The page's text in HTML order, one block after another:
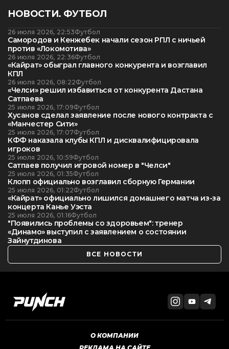
НОВОСТИ. ФУТБОЛ
26 июля 2026, 22:53Футбол
Самородов и Кенжебек начали сезон РПЛ с ничьей
против «Локомотива»
26 июля 2026, 22:36Футбол
«Кайрат» обыграл главного конкурента и возглавил
КПЛ
26 июля 2026, 08:22Футбол
«Челси» решил избавиться от конкурента Дастана
Сатпаева
25 июля 2026, 17:09Футбол
Хусанов сделал заявление после нового контракта с
«Манчестер Сити»
25 июля 2026, 17:07Футбол
КФФ наказала клубы КПЛ и дисквалифицировала
игроков
25 июля 2026, 10:59Футбол
Сатпаев получил игровой номер в "Челси"
25 июля 2026, 01:35Футбол
Клопп официально возглавил сборную Германии
25 июля 2026, 01:22Футбол
«Кайрат» официально лишился домашнего матча из-за
концерта Канье Уэста
25 июля 2026, 01:16Футбол
"Появились проблемы со здоровьем": тренер
«Динамо» выступил с заявлением о состоянии
Зайнутдинова
ВСЕ НОВОСТИ
О КОМПАНИИ